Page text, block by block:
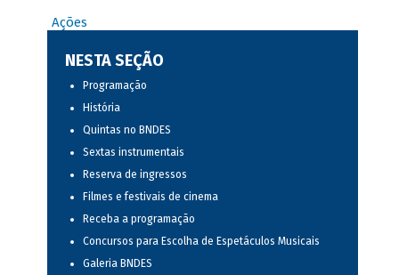
Ações
NESTA SEÇÃO
Programação
História
Quintas no BNDES
Sextas instrumentais
Reserva de ingressos
Filmes e festivais de cinema
Receba a programação
Concursos para Escolha de Espetáculos Musicais
Galeria BNDES